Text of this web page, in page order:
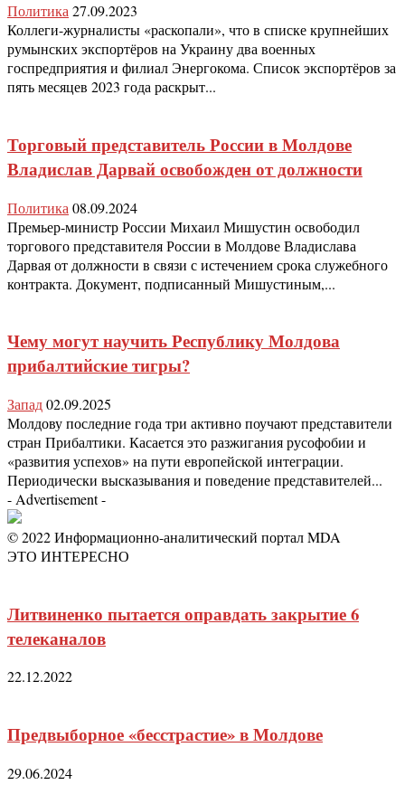
Политика 27.09.2023
Коллеги-журналисты «раскопали», что в списке крупнейших
румынских экспортёров на Украину два военных
госпредприятия и филиал Энергокома. Список экспортёров за
пять месяцев 2023 года раскрыт...
Торговый представитель России в Молдове
Владислав Дарвай освобожден от должности
Политика 08.09.2024
Премьер-министр России Михаил Мишустин освободил
торгового представителя России в Молдове Владислава
Дарвая от должности в связи с истечением срока служебного
контракта. Документ, подписанный Мишустиным,...
Чему могут научить Республику Молдова
прибалтийские тигры?
Запад02.09.2025
Молдову последние года три активно поучают представители
стран Прибалтики. Касается это разжигания русофобии и
«развития успехов» на пути европейской интеграции.
Периодически высказывания и поведение представителей...
- Advertisement -
© 2022 Информационно-аналитический портал MDA
ЭТО ИНТЕРЕСНО
Литвиненко пытается оправдать закрытие 6
телеканалов
22.12.2022
Предвыборное «бесстрастие» в Молдове
29.06.2024